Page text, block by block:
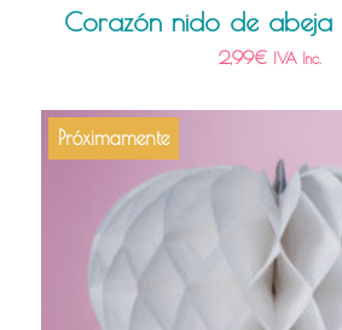
Corazón nido de
2,99€ IVA Inc.
Próximamente